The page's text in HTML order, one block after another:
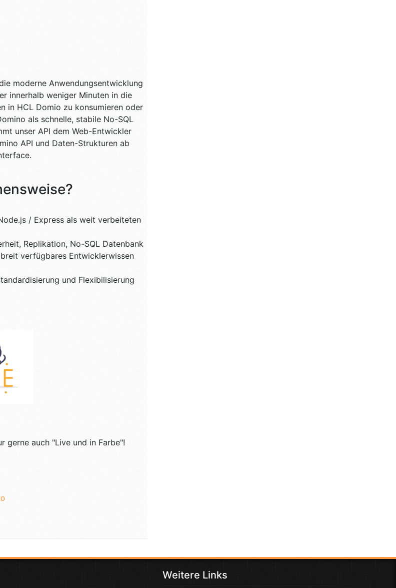
moderne Anwendungsentwicklung
innerhalb weniger Minuten in die
in HCL Domio zu konsumieren oder
als schnelle, stabile No-SQL
unser API dem Web-Entwickler
API und Daten-Strukturen ab
/ Express als weit verbeiteten
Replikation, No-SQL Datenbank
verfügbares Entwicklerwissen
und Flexibilisierung
gerne auch "Live und in Farbe"!
Weitere Links